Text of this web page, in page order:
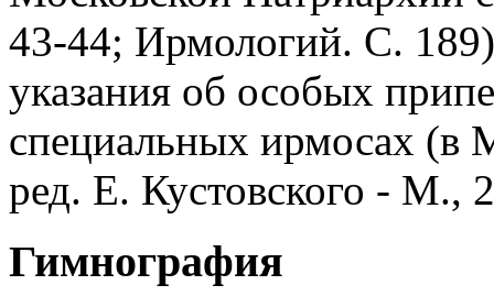
43-44; Ирмологий. С.
указания об особых
специальных ирмосах (в
ред. Е. Кустовского - М.,
Гимнография